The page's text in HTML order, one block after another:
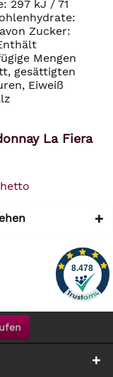
297 kJ / 71
Zucker:
Mengen
gesättigten
Eiweiß
La Fiera